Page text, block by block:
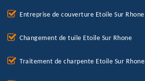
Entreprise de couverture Etoile Sur Rhone
Changement de tuile Etoile Sur Rhone
Traitement de charpente Etoile Sur Rhone